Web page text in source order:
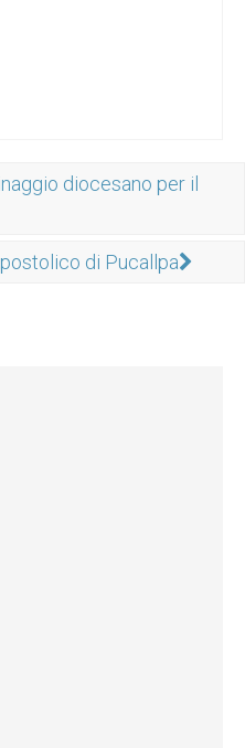
diocesano per il
di Pucallpa